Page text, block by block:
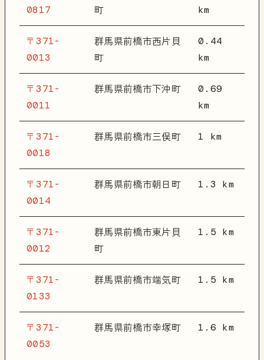
0817 町 km
〒371-
0013
群馬県前橋市西片貝
町
0.44
km
〒371-
0011
群馬県前橋市下沖町
0.69
km
〒371-
0018
群馬県前橋市三俣町 1 km
〒371-
0014
群馬県前橋市朝日町 1.3 km
〒371-
0012
群馬県前橋市東片貝
町
1.5 km
〒371-
0133
群馬県前橋市端気町 1.5 km
〒371-
0053
群馬県前橋市幸塚町 1.6 km